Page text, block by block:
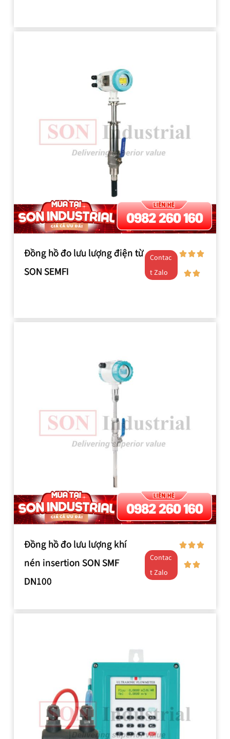
Đồng hồ đo lưu lượng điện từ
SON SEMFI
Contac
t Zalo
Đồng hồ đo lưu lượng khí
nén insertion SON SMF
DN100
Contac
t Zalo